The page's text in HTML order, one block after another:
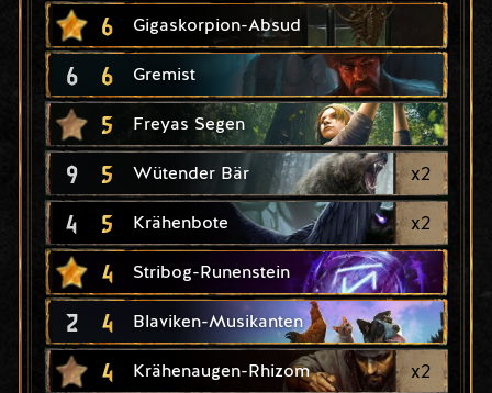
6 Gigaskorpion-Absud
6 6 Gremist
5 Freyas Segen
9 5 Wütender Bär x2
4 5 Krähenbote x2
4 Stribog-Runenstein
2 4 Blaviken-Musikanten
4 Krähenaugen-Rhizom x2